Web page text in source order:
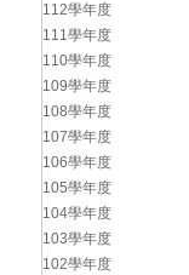
112學年度
111學年度
110學年度
109學年度
108學年度
107學年度
106學年度
105學年度
104學年度
103學年度
102學年度